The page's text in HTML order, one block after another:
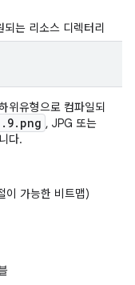
는 리소스 디렉터리
위유형으로 컴파일되
.9.png , JPG 또는
다.
이 가능한 비트맵)